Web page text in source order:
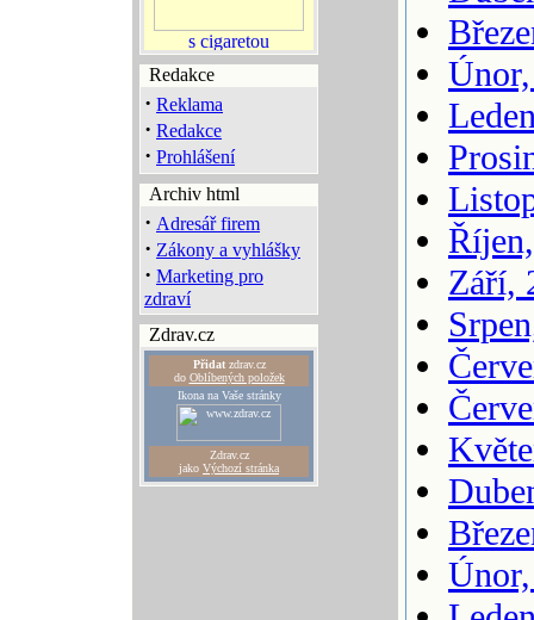
Redakce
· Reklama
· Redakce
· Prohlášení
Archiv html
· Adresář firem
· Zákony a vyhlášky
· Marketing pro
zdraví
Zdrav.cz
Přidatzdrav.cz
do Oblíbených položek
Ikona na Vaše stránky
Zdrav.cz
jako Výchozí stránka
Září,